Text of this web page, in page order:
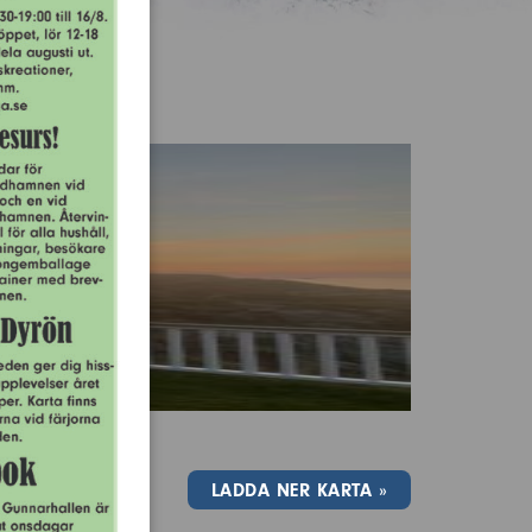
LADDA NER KARTA